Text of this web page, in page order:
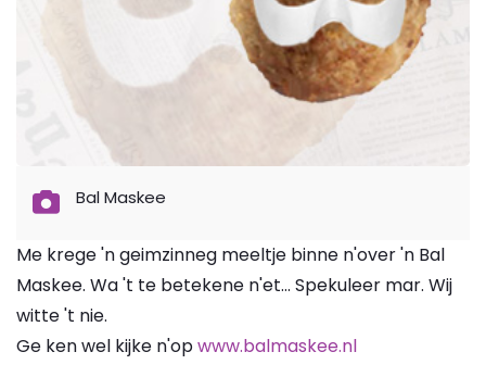
Bal Maskee
Me krege 'n geimzinneg meeltje binne n'over 'n Bal
Maskee. Wa 't te betekene n'et... Spekuleer mar. Wij
witte 't nie.
Ge ken wel kijke n'opwww.balmaskee.nl